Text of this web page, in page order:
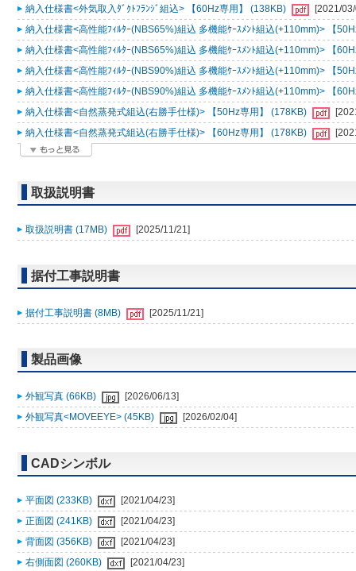
納入仕様書<外気取入ﾀﾞｸﾄﾌﾗﾝｼﾞ組込> 【60Hz専用】 (138KB)
[2021/
納入仕様書<高性能ﾌｨﾙﾀｰ(NBS65%)組込 多機能ｹｰｽﾒﾝﾄ組込(+110mm)> 【
納入仕様書<高性能ﾌｨﾙﾀｰ(NBS65%)組込 多機能ｹｰｽﾒﾝﾄ組込(+110mm)> 【
納入仕様書<高性能ﾌｨﾙﾀｰ(NBS90%)組込 多機能ｹｰｽﾒﾝﾄ組込(+110mm)> 【
納入仕様書<高性能ﾌｨﾙﾀｰ(NBS90%)組込 多機能ｹｰｽﾒﾝﾄ組込(+110mm)> 【
納入仕様書<自然蒸発式組込(右勝手仕様)> 【50Hz専用】 (178KB)
納入仕様書<自然蒸発式組込(右勝手仕様)> 【60Hz専用】 (178KB)
取扱説明書
取扱説明書 (17MB) [2025/11/21]
据付工事説明書
据付工事説明書 (8MB) [2025/11/21]
製品画像
外観写真 (66KB)
[2026/06/13]
外観写真<MOVEEYE> (45KB)
[2026/02/04]
CADシンボル
平面図 (233KB)
[2021/04/23]
正面図 (241KB)
[2021/04/23]
背面図 (356KB)
[2021/04/23]
右側面図 (260KB)
[2021/04/23]